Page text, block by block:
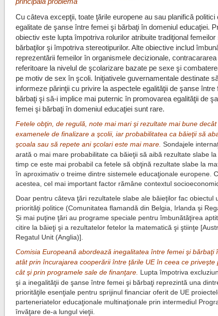
Cu câteva excepţii, toate ţările europene au sau planifică politici
egalitate de şanse între femei şi bărbaţi în domeniul educaţiei.
obiectiv este lupta împotriva rolurilor atribuite tradiţional femeilor
bărbaţilor şi împotriva stereotipurilor. Alte obiective includ
reprezentării femeilor în organismele decizionale,
referitoare la nivelul de şcolarizare bazate pe sexe şi
pe motiv de sex în şcoli. Iniţiativele guvernamentale destinate
informeze părinţii cu privire la aspectele egalităţii de şanse între
bărbaţi şi să-i implice mai puternic în promovarea egalităţii de
femei şi bărbaţi în domeniul educaţiei sunt rare.
Fetele obţin, de regulă, note mai mari şi rezultate mai bune
examenele de finalizare a şcolii, iar probabilitatea ca băieţii să
şcoala sau să repete ani şcolari este mai mare. Sondajele
arată o mai mare probabilitate ca băieţii să aibă rezultate slabe
timp ce este mai probabil ca fetele să obţină rezultate slabe la
în aproximativ o treime dintre sistemele educaţionale europene.
acestea, cel mai important factor rămâne contextul
Doar pentru câteva ţări rezultatele slabe ale băieţilor fac obiectul
priorităţi politice (Comunitatea flamandă din Belgia, Irlanda şi
Și mai puţine ţări au programe speciale pentru îmbunătăţirea
citire la băieţi şi a rezultatelor fetelor la matematică şi ştiinţe
Regatul Unit (Anglia)].
Comisia Europeană abordează inegalitatea între femei şi bărbaţi
atât prin încurajarea cooperării între ţările UE în ceea ce priveşte
cât şi prin programele sale de finanţare. Lupta împotriva
şi a inegalităţii de şanse între femei şi bărbaţi reprezintă una
priorităţile esenţiale pentru sprijinul financiar oferit de UE
parteneriatelor educaţionale multinaţionale prin intermediul
învăţare de-a lungul vieţii.